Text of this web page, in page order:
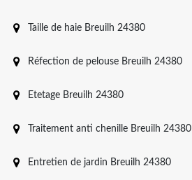
Taille de haie Breuilh 24380
Réfection de pelouse Breuilh 24380
Etetage Breuilh 24380
Traitement anti chenille Breuilh 24380
Entretien de jardin Breuilh 24380